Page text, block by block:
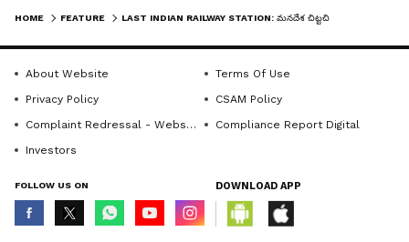
దేశంలో మొట్టమొదటి పెట్రోల్ బంక్
వాహనాల్లో ఎలా నింపేవారో
తెలుసా?
మనిషి నిజ స్వరూపం బయటపడే
LATEST VIDEOS
చీరను నేసిన సీఎం చంద్రబాబు | CM
Chandrababu Chirala tour | Asianet
బంగాళాఖాతంలో అల్పపీడనం...ఇక ఏపీలో
HOME FEATURE
About Website
Terms Of Use
Privacy Policy
CSAM Policy
Complaint Redressal - Website
Compliance Report Digital
Investors
FOLLOW US ON DOWNLOAD APP